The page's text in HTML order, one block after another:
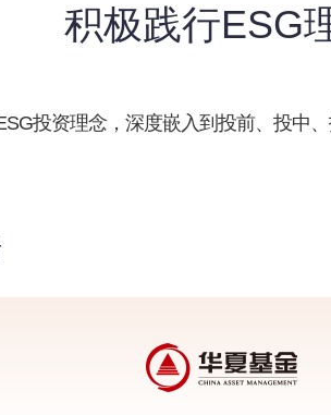
积极践行ESG
投资理念，深度嵌入到投前、投中